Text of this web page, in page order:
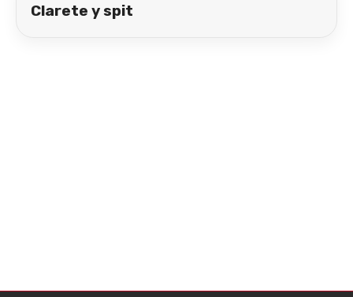
Clarete y spit